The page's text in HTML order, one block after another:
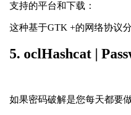
支持的平台和下载：
这种基于GTK +的网络协议
5. oclHashcat |
如果密码破解是您每天都要